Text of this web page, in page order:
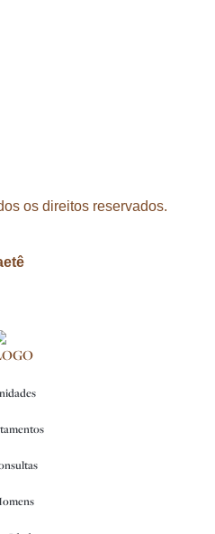
os direitos reservados.